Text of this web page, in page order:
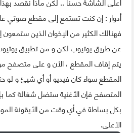
أدوار : إن كنت تستمع إلى مقطع صوتي
فهنالك الكثير من الإخوان الذين
عن طريق يوتيوب لكن و من تطبيق
يتم إقاف المقطع ، الأن و على متصفح
المقطع سواء كان فيديو أو أي شيئ و
المتصفح فإن الأغنية ستضل شغالة كما
بكل بساطة في أي وقت من الأيقونة
الأعلى.